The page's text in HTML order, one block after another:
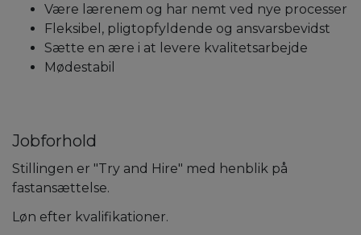
Være lærenem og har nemt ved nye processer
Fleksibel, pligtopfyldende og ansvarsbevidst
Sætte en ære i at levere kvalitetsarbejde
Mødestabil
Jobforhold
Stillingen er "Try and Hire" med henblik på
fastansættelse.
Løn efter kvalifikationer.